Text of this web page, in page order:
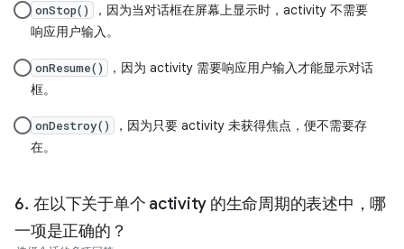
onStop()
，因为当对话框在屏幕上显示时，activity 不需要
响应用户输入。
onResume()
，因为 activity 需要响应用户输入才能显示对话
框。
onDestroy()
，因为只要 activity 未获得焦点，便不需要存
在。
在以下关于单个 activity 的生命周期的表述中，哪
一项是正确的？